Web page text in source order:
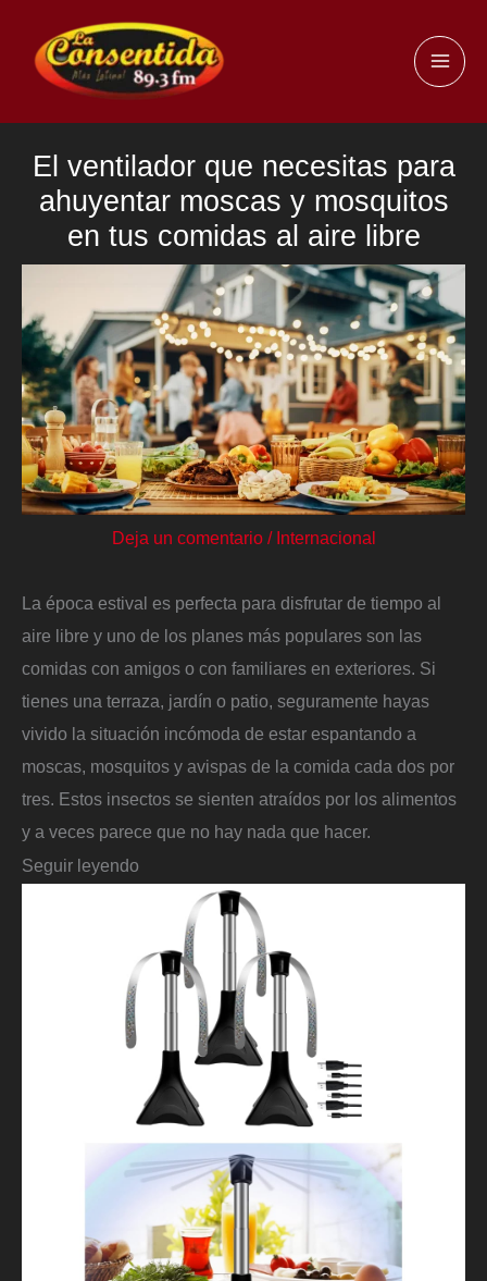
contenido
El ventilador que necesitas para
ahuyentar moscas y mosquitos
en tus comidas al aire libre
Deja un comentario / Internacional
La época estival es perfecta para disfrutar de tiempo al
aire libre y uno de los planes más populares son las
comidas con amigos o con familiares en exteriores. Si
tienes una terraza, jardín o patio, seguramente hayas
vivido la situación incómoda de estar espantando a
moscas, mosquitos y avispas de la comida cada dos por
tres. Estos insectos se sienten atraídos por los alimentos
y a veces parece que no hay nada que hacer.
Seguir leyendo